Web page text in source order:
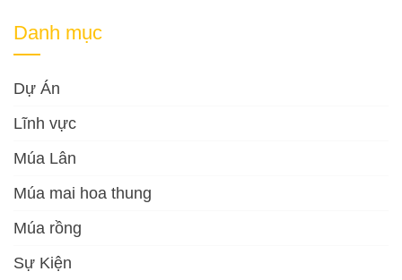
Danh mục
Dự Án
Lĩnh vực
Múa Lân
Múa mai hoa thung
Múa rồng
Sự Kiện